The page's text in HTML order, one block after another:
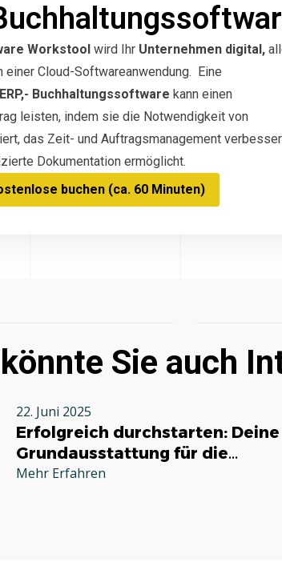
Workstool wird Ihr Unternehmen digital,
einer Cloud-Softwareanwendung. Eine
Buchhaltungssoftware kann einen
leisten, indem sie die Notwendigkeit von
das Zeit- und Auftragsmanagement
Dokumentation ermöglicht.
buchen (ca. 60 Minuten)
Sie auch
22. Juni 2025
Erfolgreich durchstarten: Deine
Grundausstattung für die
Selbstständigkeit im Handwerk
Mehr Erfahren